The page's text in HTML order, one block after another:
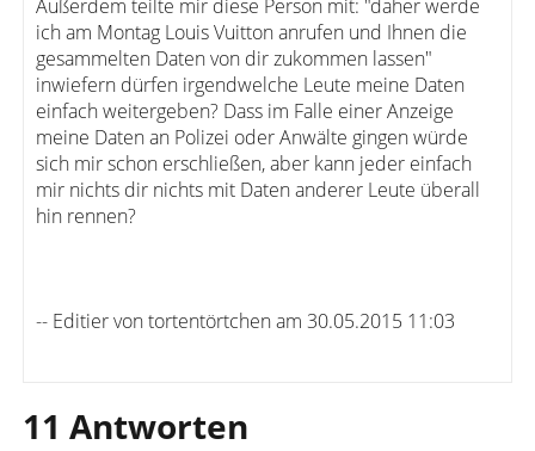
Außerdem teilte mir diese Person mit: "daher werde
ich am Montag Louis Vuitton anrufen und Ihnen die
gesammelten Daten von dir zukommen lassen"
inwiefern dürfen irgendwelche Leute meine Daten
einfach weitergeben? Dass im Falle einer Anzeige
meine Daten an Polizei oder Anwälte gingen würde
sich mir schon erschließen, aber kann jeder einfach
mir nichts dir nichts mit Daten anderer Leute überall
hin rennen?
-- Editier von tortentörtchen am 30.05.2015 11:03
11 Antworten